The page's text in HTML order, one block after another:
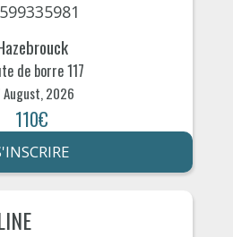
de borre 117
August, 2026
110€